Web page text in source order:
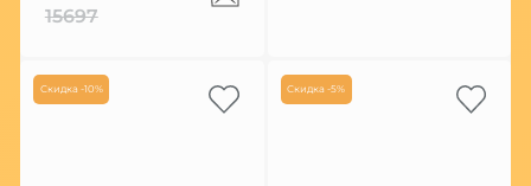
15697
Скидка -10% Скидка -5%